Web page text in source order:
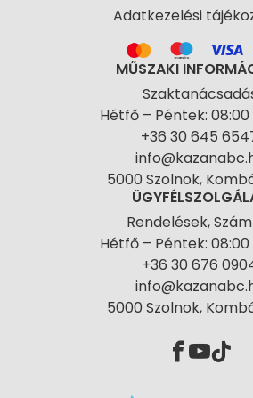
Adatkezelési
MŰSZAKI
Hétfő – Péntek: 08:00
+36 30 645
5000 Szolnok,
Rendelések,
Hétfő – Péntek: 08:00
+36 30 676
5000 Szolnok,